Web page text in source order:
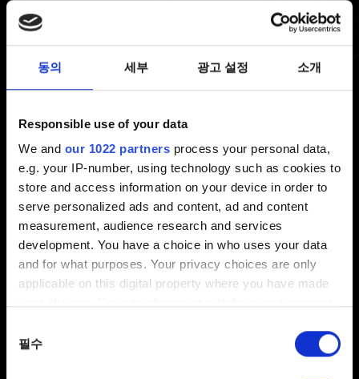
동의 세부 광고 설정 소개
Responsible use of your data
We and our 1022 partners process your personal data,
e.g. your IP-number, using technology such as cookies to
store and access information on your device in order to
serve personalized ads and content, ad and content
measurement, audience research and services
development. You have a choice in who uses your data
and for what purposes. Your privacy choices are only
applicable on this digital property where you have made
the Privacy trigger icon.
선택
필수
X|S로 저장 파일 이전
최신 5 년 전 갱신 7 개월 전
지점부터 Xbox Series X|S에서 계속 플레이할 수
있습니다. 인터넷에 연결하여 저장 데이터를 클라우드에
업로드해 주세요.
또는 Xbox One과 Xbox Series X|S를 동일한 네트워크에
연결하고 시스템의 네트워크 전송 기능을 사용해 주세요.
도움이 필요하신가요?